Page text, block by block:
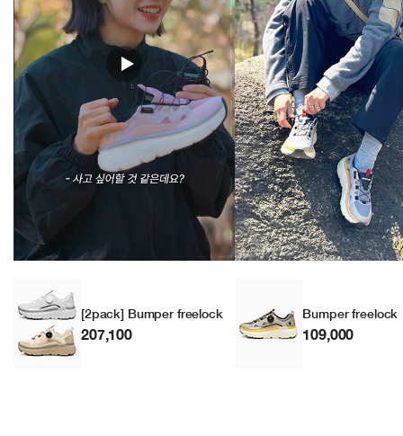
[2pack] Bumper freelock
207,100
Bumper freelock
109,000